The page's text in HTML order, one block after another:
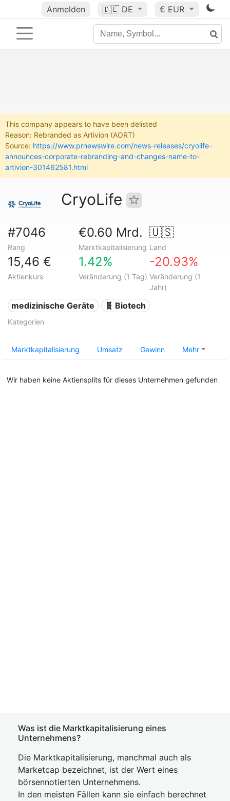
Anmelden 🇩🇪 DE € EUR
This company appears to have been delisted
Reason: Rebranded as Artivion (AORT)
Source: https://www.prnewswire.com/news-releases/cryolife-
announces-corporate-rebranding-and-changes-name-to-
artivion-301462581.html
CryoLife
#7046
Rang
€0.60 Mrd.
Marktkapitalisierung
🇺🇸
Land
15,46 €
Aktienkurs
1.42%
Veränderung (1 Tag)
-20.93%
Veränderung (1
Jahr)
medizinische Geräte 🧬 Biotech
Kategorien
Marktkapitalisierung Umsatz Gewinn Mehr
Wir haben keine Aktiensplits für dieses Unternehmen gefunden
Was ist die Marktkapitalisierung eines
Unternehmens?
Die Marktkapitalisierung, manchmal auch als
Marketcap bezeichnet, ist der Wert eines
börsennotierten Unternehmens.
In den meisten Fällen kann sie einfach berechnet